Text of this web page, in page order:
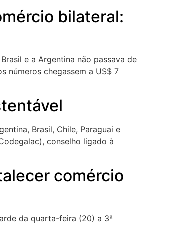
bilateral:
e a Argentina não passava de
números chegassem a US$ 7
Brasil, Chile, Paraguai e
conselho ligado à
comércio
da quarta-feira (20) a 3ª